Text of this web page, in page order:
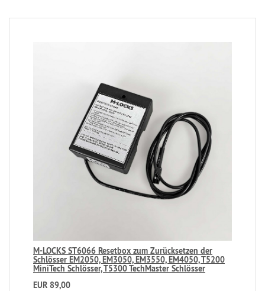
M-LOCKS ST6066 Resetbox zum Zurücksetzen der
Schlösser EM2050, EM3050, EM3550, EM4050, T5200
MiniTech Schlösser, T5300 TechMaster Schlösser
EUR 89,00